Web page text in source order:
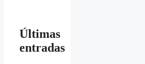
Últimas
entradas